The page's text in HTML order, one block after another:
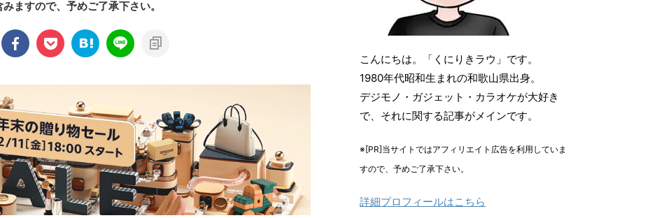
ますので、予めご了承下さい。
こんにちは。「くにりきラウ」です。
1980年代昭和生まれの和歌山県出身。
デジモノ・ガジェット・カラオケが大好き
で、それに関する記事がメインです。
※[PR]当サイトではアフィリエイト広告を利用していま
すので、予めご了承下さい。
詳細プロフィールはこちら